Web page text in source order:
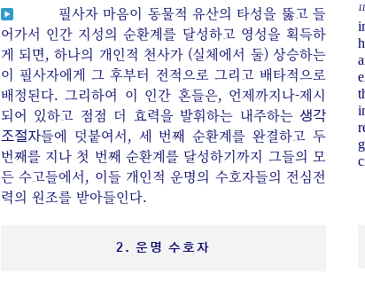
필사자 마음이 동물적 유산의 타성을 뚫고 들
어가서 인간 지성의 순환계를 달성하고 영성을 획득하
게 되면, 하나의 개인적 천사가 (실체에서 둘) 상승하는
이 필사자에게 그 후부터 전적으로 그리고 배타적으로
배정된다. 그리하여 이 인간 혼들은, 언제까지나-제시
되어 있하고 점점 더 효력을 발휘하는 내주하는 생각
조절자들에 덧붙여서, 세 번째 순환계를 완결하고 두
번째를 지나 첫 번째 순환계를 달성하기까지 그들의 모
든 수고들에서, 이들 개인적 운명의 수호자들의 전심전
력의 원조를 받아들인다.
2. 운명 수호자